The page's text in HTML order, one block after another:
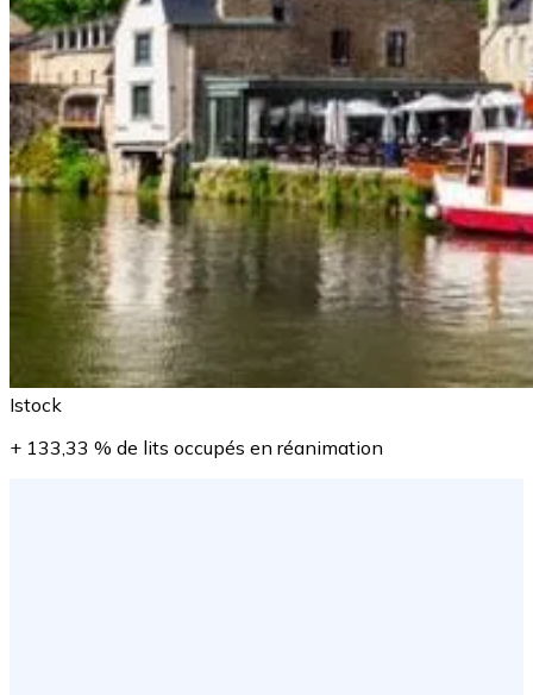
Istock
+ 133,33 % de lits occupés en réanimation